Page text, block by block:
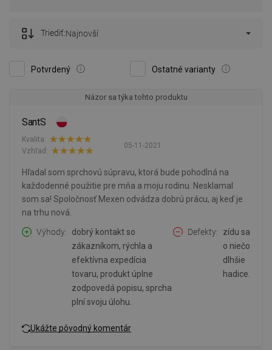
Potvrdený Ostatné varianty
Triediť:Najnovší
Názor sa týka tohto produktu
SantS
05-11-2021
Kvalita:
Vzhľad:
Hľadal som sprchovú súpravu, ktorá bude pohodlná na
každodenné použitie pre mňa a moju rodinu. Nesklamal
som sa! Spoločnosť Mexen odvádza dobrú prácu, aj keď je
na trhu nová.
Výhody
dobrý kontakt so
zákazníkom, rýchla a
efektívna expedícia
tovaru, produkt úplne
zodpovedá popisu, sprcha
plní svoju úlohu.
Defekty
zídu sa
o niečo
dlhšie
hadice.
Ukážte pôvodný komentár